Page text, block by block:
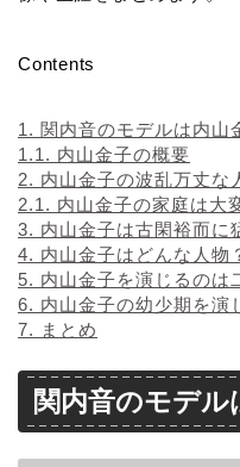
Contents
1. 関内音のモデルは内山
1.1. 内山金子の概要
2. 内山金子の波乱万丈な
2.1. 内山金子の家庭は大
3. 内山金子は古閑裕而に
4. 内山金子はどんな人物
5. 内山金子を演じるのは
6. 内山金子の幼少期を演
7. まとめ
関内音のモデル